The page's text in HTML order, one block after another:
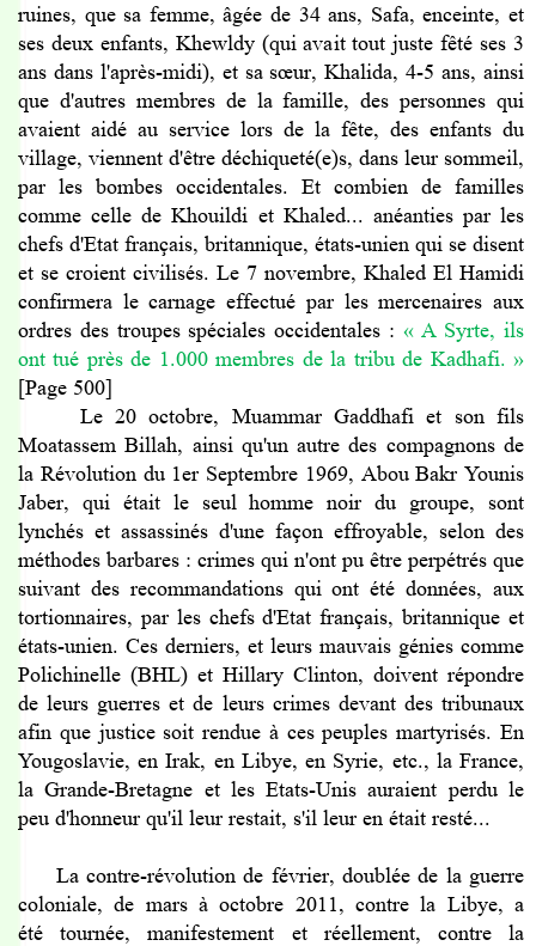
ruines, que sa femme, âgée de 34 ans, Safa, enceinte, et
ses deux enfants, Khewldy (qui avait tout juste fêté ses 3
ans dans l'après-midi), et sa sœur, Khalida, 4-5 ans, ainsi
que d'autres membres de la famille, des personnes qui
avaient aidé au service lors de la fête, des enfants du
village, viennent d'être déchiqueté(e)s, dans leur sommeil,
par les bombes occidentales. Et combien de familles
comme celle de Khouildi et Khaled... anéanties par les
chefs d'Etat français, britannique, états-unien qui se disent
et se croient civilisés. Le 7 novembre, Khaled El Hamidi
confirmera le carnage effectué par les mercenaires aux
ordres des troupes spéciales occidentales : « A Syrte, ils
ont tué près de 1.000 membres de la tribu de Kadhafi. »
[Page 500]
Le 20 octobre, Muammar Gaddhafi et son fils
Moatassem Billah, ainsi qu'un autre des compagnons de
la Révolution du 1er Septembre 1969, Abou Bakr Younis
Jaber, qui était le seul homme noir du groupe, sont
lynchés et assassinés d'une façon effroyable, selon des
méthodes barbares : crimes qui n'ont pu être perpétrés que
suivant des recommandations qui ont été données, aux
tortionnaires, par les chefs d'Etat français, britannique et
états-unien. Ces derniers, et leurs mauvais génies comme
Polichinelle (BHL) et Hillary Clinton, doivent répondre
de leurs guerres et de leurs crimes devant des tribunaux
afin que justice soit rendue à ces peuples martyrisés. En
Yougoslavie, en Irak, en Libye, en Syrie, etc., la France,
la Grande-Bretagne et les Etats-Unis auraient perdu le
peu d'honneur qu'il leur restait, s'il leur en était resté...
La contre-révolution de février, doublée de la guerre
coloniale, de mars à octobre 2011, contre la Libye, a
été tournée, manifestement et réellement, contre la